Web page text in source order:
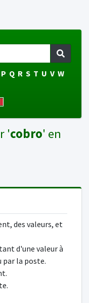
P Q R S T U V W
'cobro' en
des valeurs, et
d'une valeur à
par la poste.